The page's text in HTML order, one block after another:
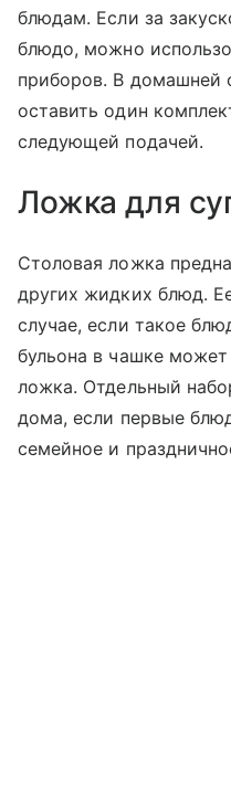
блюдам. Если за
блюдо, можно
приборов. В домашней
оставить один
следующей подачей.
Ложка для
Столовая ложка
других жидких блюд.
случае, если такое
бульона в чашке
ложка. Отдельный
дома, если первые
семейное и